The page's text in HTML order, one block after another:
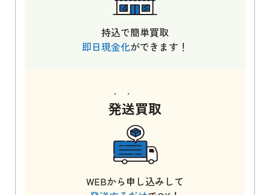
持込で簡単買取
即日現金化ができます！
発送買取
WEBから申し込みして